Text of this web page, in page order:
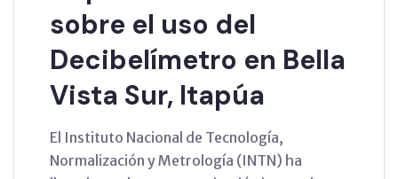
sobre el uso del
Decibelímetro en Bella
Vista Sur, Itapúa
El Instituto Nacional de Tecnología,
Normalización y Metrología (INTN) ha